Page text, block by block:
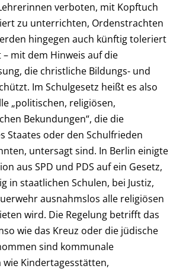
verboten, mit Kopftuch
zu unterrichten, Ordenstrachten
hingegen auch künftig toleriert
mit dem Hinweis auf die
die christliche Bildungs- und
Im Schulgesetz heißt es also
„politischen, religiösen,
Bekundungen“, die die
Staates oder den Schulfrieden
untersagt sind. In Berlin einigte
aus SPD und PDS auf ein Gesetz,
in staatlichen Schulen, bei Justiz,
ausnahmslos alle religiösen
wird. Die Regelung betrifft das
wie das Kreuz oder die jüdische
sind kommunale
Kindertagesstätten,